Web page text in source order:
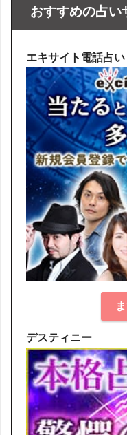
おすすめの占い
エキサイト電話占い
デスティニー